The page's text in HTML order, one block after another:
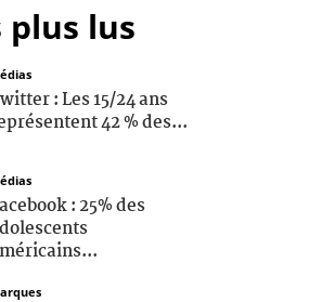
lus
: Les 15/24 ans
42 % des...
: 25% des